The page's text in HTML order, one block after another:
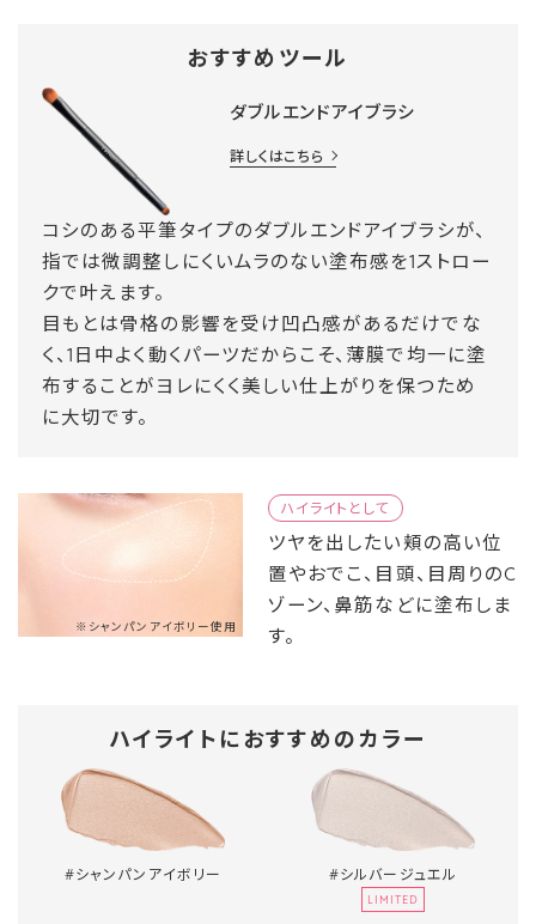
おすすめツール
ダブルエンドアイブラシ
詳しくはこちら
コシのある平筆タイプのダブルエンドアイブラシが、
指では微調整しにくいムラのない塗布感を1ストロー
クで叶えます。
目もとは骨格の影響を受け凹凸感があるだけでな
く、1日中よく動くパーツだからこそ、薄膜で均一に塗
布することがヨレにくく美しい仕上がりを保つため
に大切です。
※シャンパンアイボリー使用
ハイライトとして
ツヤを出したい頬の高い位
置やおでこ、目頭、目周りのC
ゾーン、鼻筋などに塗布しま
す。
ハイライトにおすすめのカラー
#シャンパンアイボリー #シルバージュエル
LIMITED